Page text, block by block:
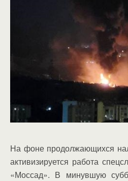
На фоне продолжающихся
активизируется работа
«Моссад». В минувшую